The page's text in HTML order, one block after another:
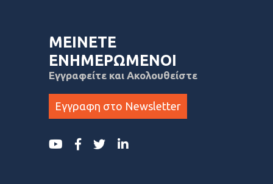
ΜΕΙΝΕΤΕ
ΕΝΗΜΕΡΩΜΕΝΟΙ
Εγγραφείτε και Ακολουθείστε
Εγγραφη στο Newsletter